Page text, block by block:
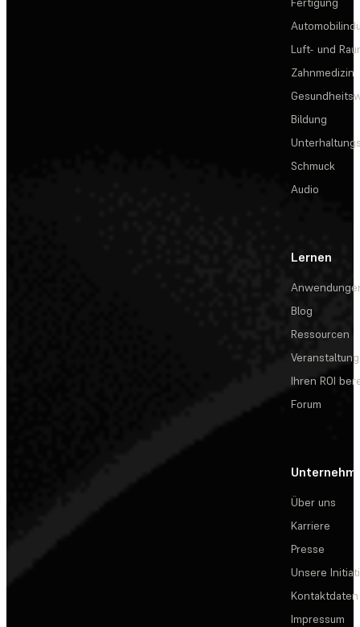
Luft- und
Zahnmedizin
Bildung
Schmuck
Audio
Lernen
Blog
Ressourcen
Ihren ROI
Forum
Über uns
Karriere
Presse
Unsere
Kontaktdaten
Impressum